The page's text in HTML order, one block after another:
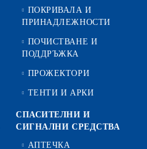
ПОКРИВАЛА И
ПРИНАДЛЕЖНОСТИ
ПОЧИСТВАНЕ И
ПОДДРЪЖКА
ПРОЖЕКТОРИ
ТЕНТИ И АРКИ
СПАСИТЕЛНИ И
СИГНАЛНИ СРЕДСТВА
АПТЕЧКА